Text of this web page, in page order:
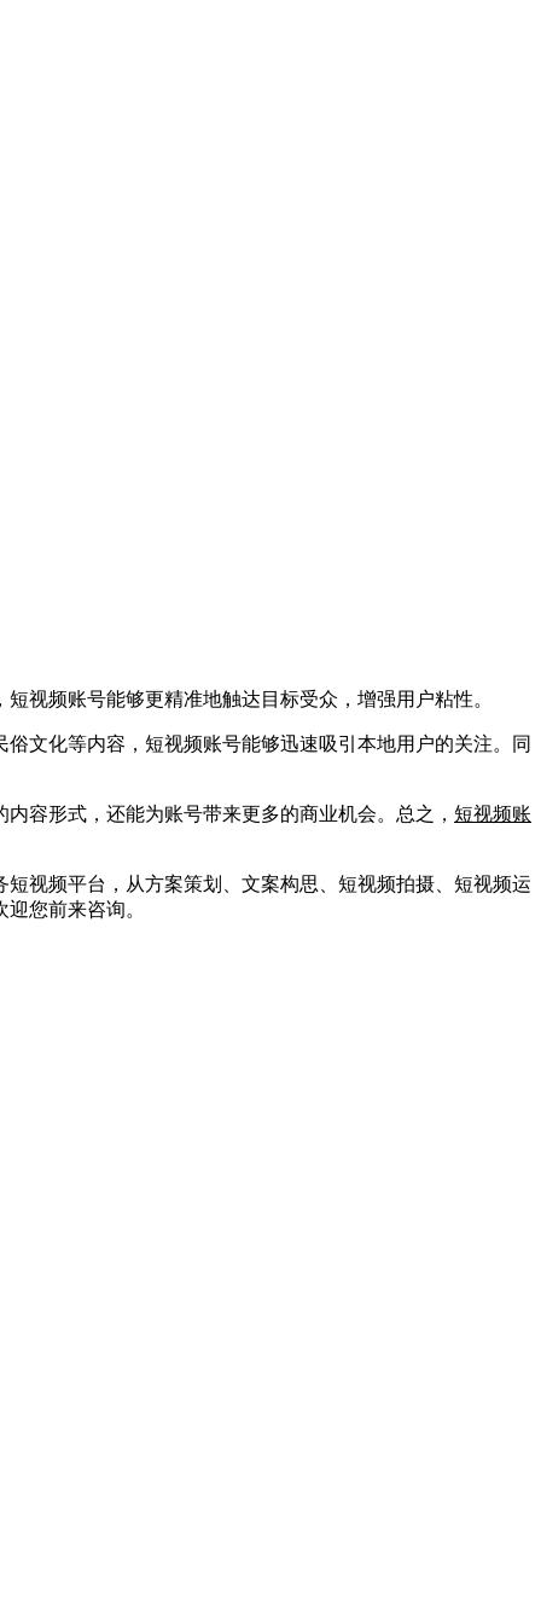
视频账号能够更精准地触达目标受众，增强用户粘性。
化等内容，短视频账号能够迅速吸引本地用户的关注。同
形式，还能为账号带来更多的商业机会。总之， 短视频账
视频平台，从方案策划、文案构思、短视频拍摄、短视频运
您前来咨询。